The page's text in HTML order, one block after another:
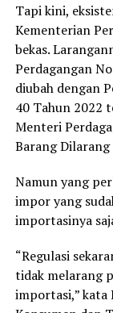
Tapi kini,
Kementerian
bekas.
Perdagangan
diubah dengan
40 Tahun 2022
Menteri
Barang
Namun yang
impor yang
importasinya
“Regulasi
tidak melarang
importasi,”